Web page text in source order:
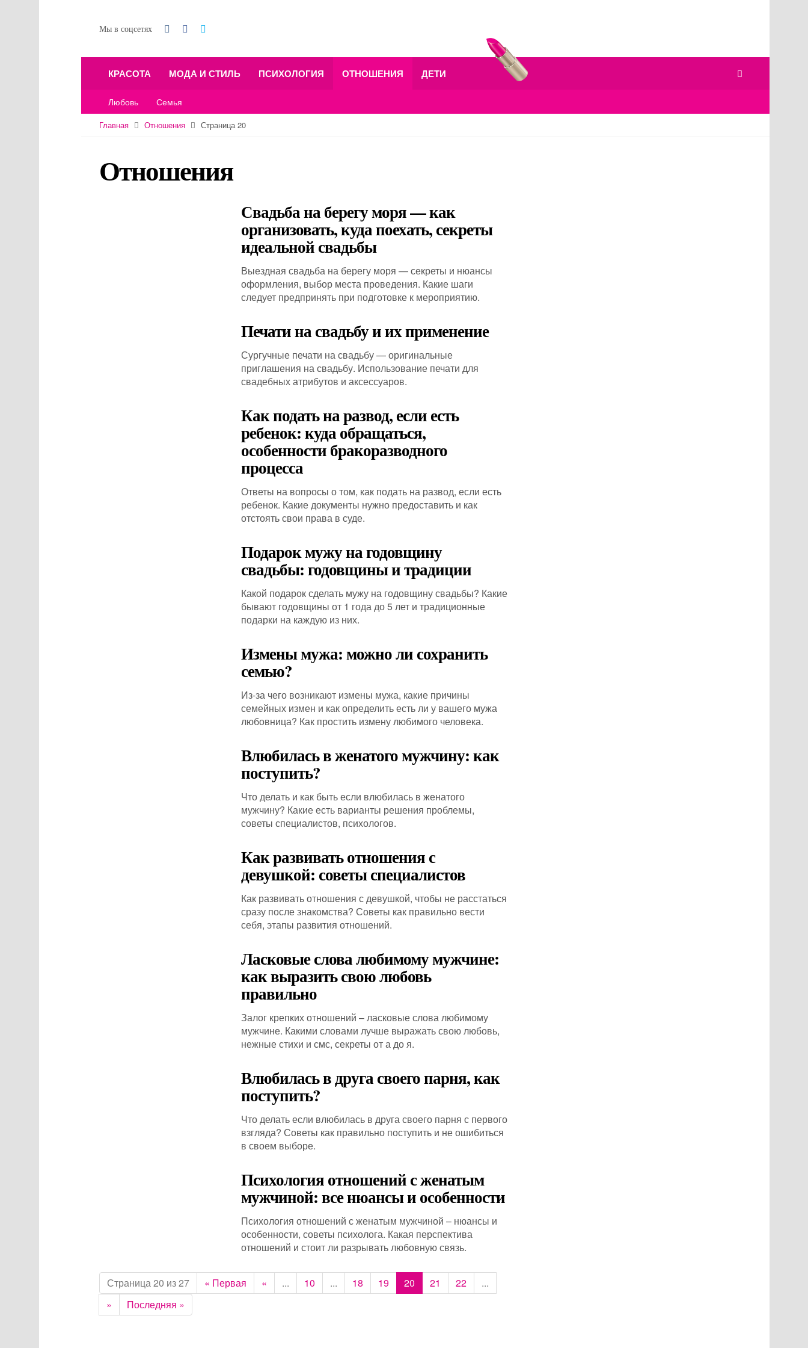
Мы в соцсетях
КРАСОТА МОДА И СТИЛЬ ПСИХОЛОГИЯ ОТНОШЕНИЯ ДЕТИ
Любовь Семья
Главная Отношения Страница 20
Отношения
Свадьба на берегу моря — как
организовать, куда поехать, секреты
идеальной свадьбы
Выездная свадьба на берегу моря — секреты и нюансы
оформления, выбор места проведения. Какие шаги
следует предпринять при подготовке к мероприятию.
Печати на свадьбу и их применение
Сургучные печати на свадьбу — оригинальные
приглашения на свадьбу. Использование печати для
свадебных атрибутов и аксессуаров.
Как подать на развод, если есть
ребенок: куда обращаться,
особенности бракоразводного
процесса
Ответы на вопросы о том, как подать на развод, если есть
ребенок. Какие документы нужно предоставить и как
отстоять свои права в суде.
Подарок мужу на годовщину
свадьбы: годовщины и традиции
Какой подарок сделать мужу на годовщину свадьбы? Какие
бывают годовщины от 1 года до 5 лет и традиционные
подарки на каждую из них.
Измены мужа: можно ли сохранить
семью?
Из-за чего возникают измены мужа, какие причины
семейных измен и как определить есть ли у вашего мужа
любовница? Как простить измену любимого человека.
Влюбилась в женатого мужчину: как
поступить?
Что делать и как быть если влюбилась в женатого
мужчину? Какие есть варианты решения проблемы,
советы специалистов, психологов.
Как развивать отношения с
девушкой: советы специалистов
Как развивать отношения с девушкой, чтобы не расстаться
сразу после знакомства? Советы как правильно вести
себя, этапы развития отношений.
Ласковые слова любимому мужчине:
как выразить свою любовь
правильно
Залог крепких отношений – ласковые слова любимому
мужчине. Какими словами лучше выражать свою любовь,
нежные стихи и смс, секреты от а до я.
Влюбилась в друга своего парня, как
поступить?
Что делать если влюбилась в друга своего парня с первого
взгляда? Советы как правильно поступить и не ошибиться
в своем выборе.
Психология отношений с женатым
мужчиной: все нюансы и особенности
Психология отношений с женатым мужчиной – нюансы и
особенности, советы психолога. Какая перспектива
отношений и стоит ли разрывать любовную связь.
Страница 20 из 27 « Первая « ... 10 ... 18 19 20 21 22
...
»
Последняя »